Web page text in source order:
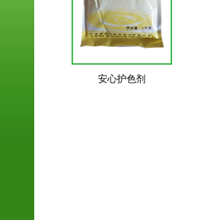
安心护色剂